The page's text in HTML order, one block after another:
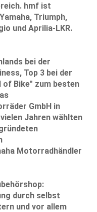
hmf ist
Triumph,
und Aprilia-LKR.
bei der
Top 3 bei der
Bike" zum besten
GmbH in
Jahren wählten
Motorradhändler
durch selbst
und vor allem